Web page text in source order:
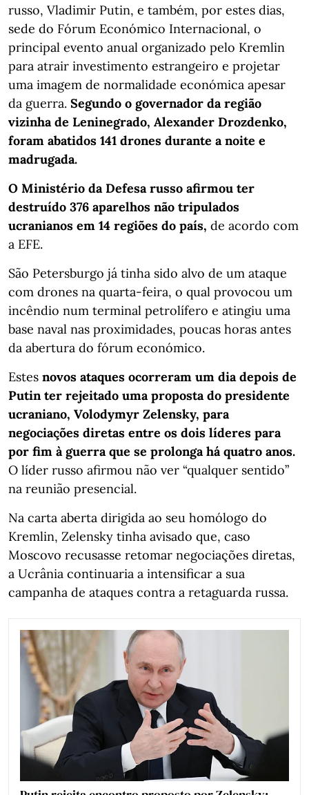
russo, Vladimir Putin, e também, por estes dias,
sede do Fórum Económico Internacional, o
principal evento anual organizado pelo Kremlin
para atrair investimento estrangeiro e projetar
uma imagem de normalidade económica apesar
da guerra. Segundo o governador da região
vizinha de Leninegrado, Alexander Drozdenko,
foram abatidos 141 drones durante a noite e
madrugada.
O Ministério da Defesa russo afirmou ter
destruído 376 aparelhos não tripulados
ucranianos em 14 regiões do país, de acordo com
a EFE.
São Petersburgo já tinha sido alvo de um ataque
com drones na quarta-feira, o qual provocou um
incêndio num terminal petrolífero e atingiu uma
base naval nas proximidades, poucas horas antes
da abertura do fórum económico.
Estes novos ataques ocorreram um dia depois de
Putin ter rejeitado uma proposta do presidente
ucraniano, Volodymyr Zelensky, para
negociações diretas entre os dois líderes para
por fim à guerra que se prolonga há quatro anos.
O líder russo afirmou não ver “qualquer sentido”
na reunião presencial.
Na carta aberta dirigida ao seu homólogo do
Kremlin, Zelensky tinha avisado que, caso
Moscovo recusasse retomar negociações diretas,
a Ucrânia continuaria a intensificar a sua
campanha de ataques contra a retaguarda russa.